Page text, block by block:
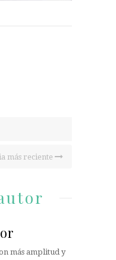
más reciente
más amplitud y